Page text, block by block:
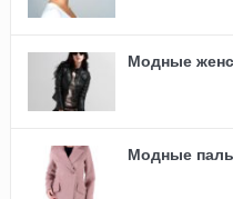
Модные
Модные